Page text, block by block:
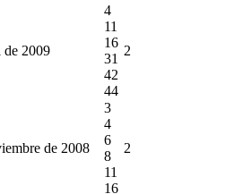
de 2009
4
11
16
31
42
44
2
de 2008
3
4
6
8
11
16
2